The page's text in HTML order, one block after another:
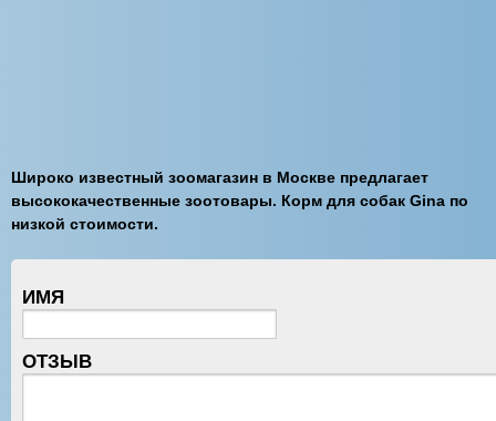
Широко известный зоомагазин в Москве предлагает
высококачественные зоотовары. Корм для собак Gina по
низкой стоимости.
ИМЯ
ОТЗЫВ